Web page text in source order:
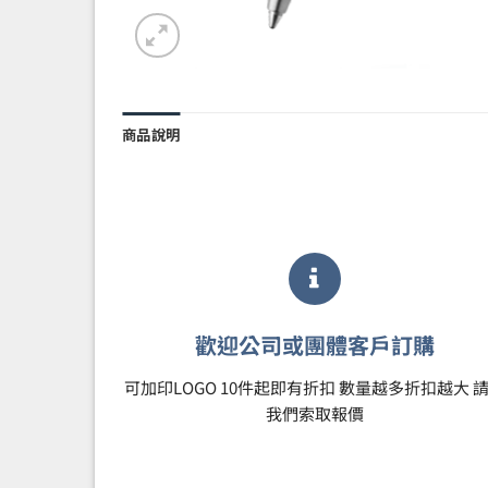
商品說明
歡迎公司或團體客戶訂購
可加印LOGO 10件起即有折扣 數量越多折扣越大
我們索取報價